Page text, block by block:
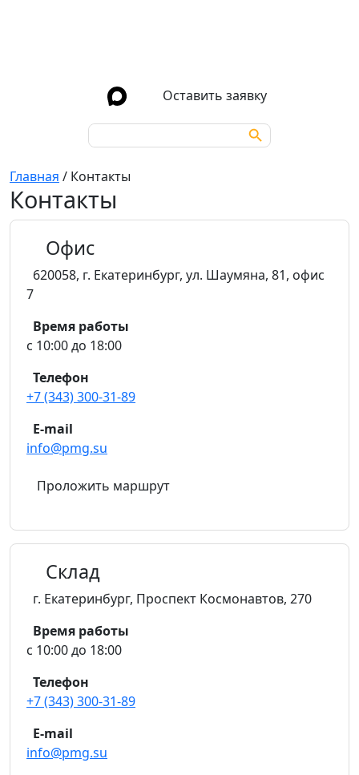
Search
for:
Search Button
Оставить заявку
Главная / Контакты
Контакты
Офис
620058, г. Екатеринбург, ул. Шаумяна, 81, офис
7
Время работы
с 10:00 до 18:00
Телефон
+7 (343) 300-31-89
E-mail
info@pmg.su
Проложить маршрут
Склад
г. Екатеринбург, Проспект Космонавтов, 270
Время работы
с 10:00 до 18:00
Телефон
+7 (343) 300-31-89
E-mail
info@pmg.su